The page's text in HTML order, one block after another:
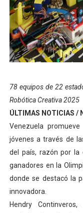
Campo Elías
Fundecem inició
El Lactario del
Iniciación al yoga
Mincomunas
Expertos
78 equipos de 22
Robótica Creativa 2025
ÚLTIMAS NOTICIAS /
Venezuela
jóvenes a través de
del país, razón por la
ganadores en la
donde se destacó la
innovadora.
Hendry